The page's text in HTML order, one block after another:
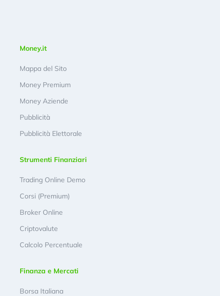
Money.it
Mappa del Sito
Money Premium
Money Aziende
Pubblicità
Pubblicità Elettorale
Strumenti Finanziari
Trading Online Demo
Corsi (Premium)
Broker Online
Criptovalute
Calcolo Percentuale
Finanza e Mercati
Borsa Italiana